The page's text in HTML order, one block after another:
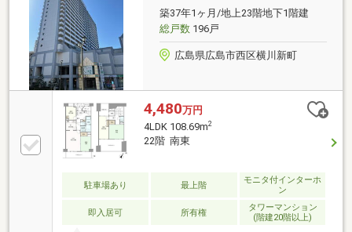
心・安全にも配慮されたホテルライクな住まいです。
リビング・ダイニングの窓全面にはUVカット・遮熱フ
ィルムを施工し、快適性にもこだわっています。
築37年1ヶ月/地上23階地下1階建
総戸数196戸
広島県広島市西区横川新町
4,480万円
4LDK 108.69m2
22階 南東
駐車場あり 最上階
モニタ付インターホ
ン
即入居可 所有権
タワーマンション
(階建20階以上)